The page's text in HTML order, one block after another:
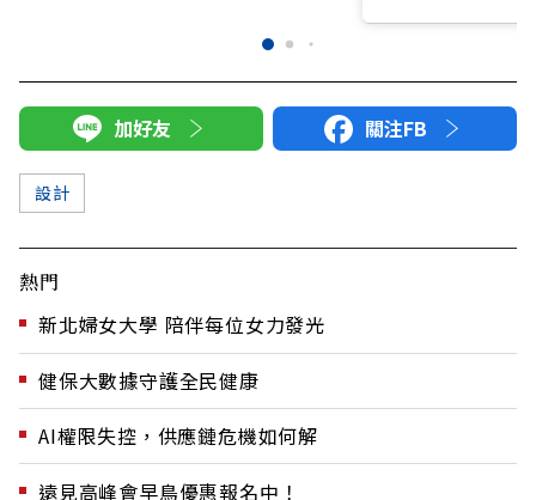
加好友 關注FB
設計
熱門
新北婦女大學 陪伴每位女力發光
健保大數據守護全民健康
AI權限失控，供應鏈危機如何解
遠見高峰會早鳥優惠報名中！